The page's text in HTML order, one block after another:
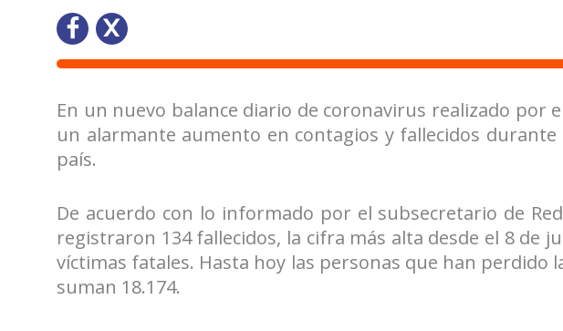
En un nuevo balance diario de coronavirus realizado por
un alarmante aumento en contagios y fallecidos
país.
De acuerdo con lo informado por el subsecretario de
registraron 134 fallecidos, la cifra más alta desde el 8 de
víctimas fatales. Hasta hoy las personas que han perdido
suman 18.174.